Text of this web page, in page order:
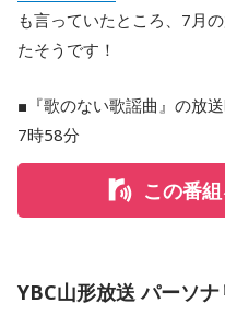
も言っていたところ、7月
たそうです！
■『歌のない歌謡曲』の放
7時58分
この番
YBC山形放送 パーソ